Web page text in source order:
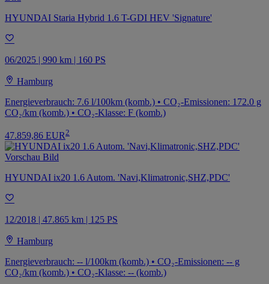
HYUNDAI Staria Hybrid 1.6 T-GDI HEV 'Signature'
06/2025 | 990 km | 160 PS
Hamburg
Energieverbrauch: 7.6 l/100km (komb.) • CO₂-Emissionen: 172.0 g
CO₂/km (komb.) • CO₂-Klasse: F (komb.)
47.859,86 EUR 2
HYUNDAI ix20 1.6 Autom. 'Navi,Klimatronic,SHZ,PDC'
12/2018 | 47.865 km | 125 PS
Hamburg
Energieverbrauch: -- l/100km (komb.) • CO₂-Emissionen: -- g
CO₂/km (komb.) • CO₂-Klasse: -- (komb.)